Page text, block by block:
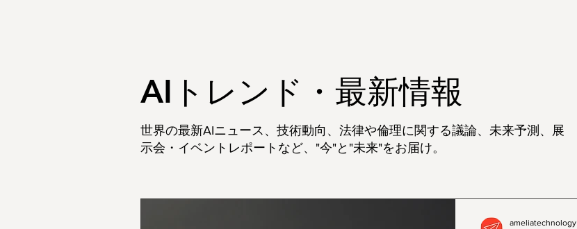
AIトレンド・最新情報
世界の最新AIニュース、技術動向、法律や倫理に関する議論、未来予測、展
示会・イベントレポートなど、"今"と"未来"をお届け。
ameliatechnology